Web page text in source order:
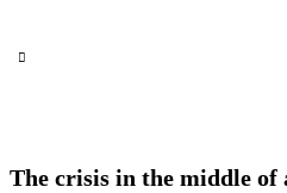
The crisis in the middle of